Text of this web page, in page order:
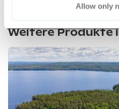
Allow only
Weitere Produkte